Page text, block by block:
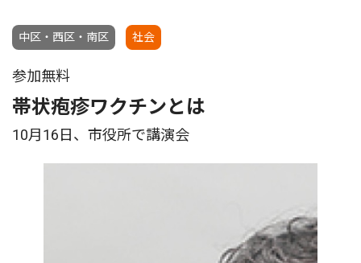
中区・西区・南区 社会
参加無料
帯状疱疹ワクチンとは
10月16日、市役所で講演会